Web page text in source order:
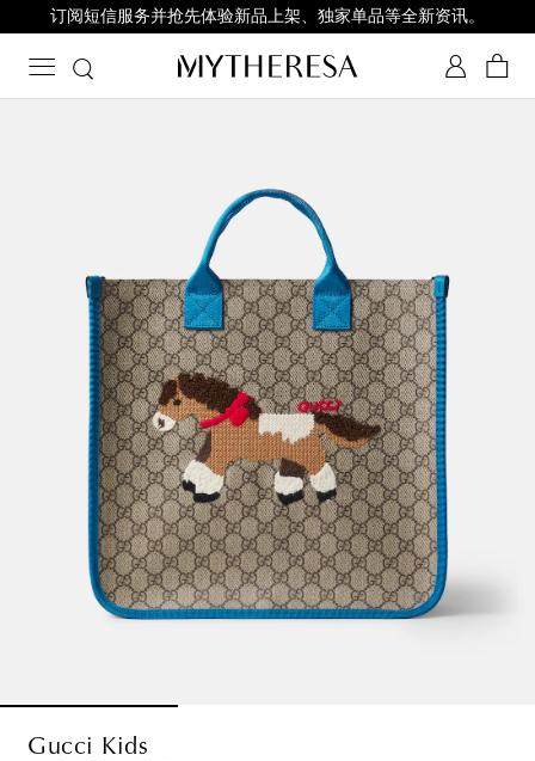
订阅短信服务并抢先体验新品上架、独家单品等全新资讯。
Gucci Kids